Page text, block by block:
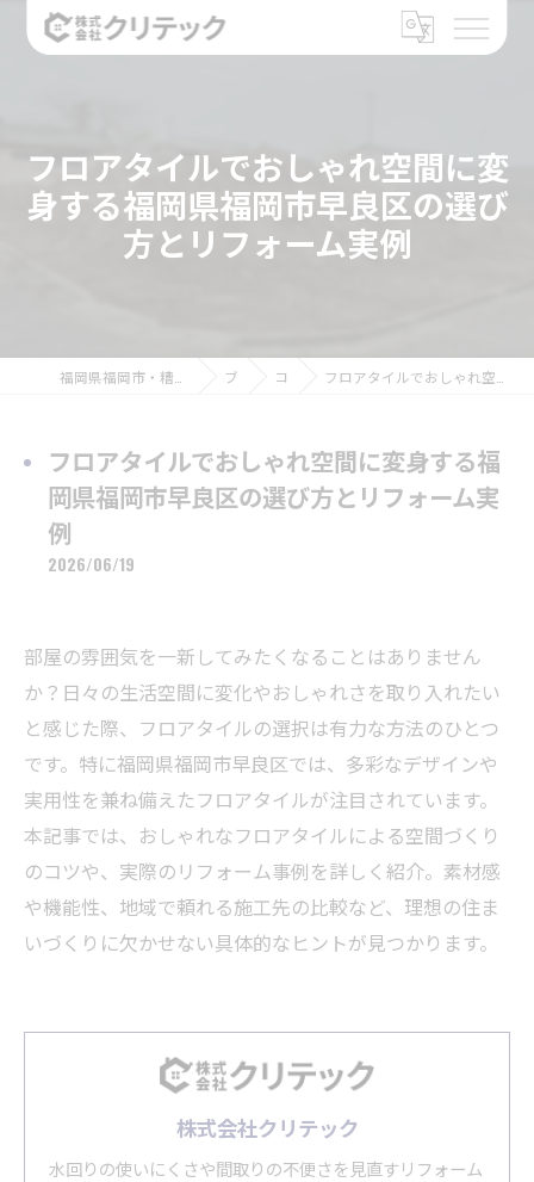
フロアタイルでおしゃれ空間に変
身する福岡県福岡市早良区の選び
方とリフォーム実例
ブログ コラム フロアタイルでおしゃれ空間に変身する福岡県福岡市早良区の選び方とリフォーム実例
フロアタイルでおしゃれ空間に変身する福
岡県福岡市早良区の選び方とリフォーム実
例
2026/06/19
部屋の雰囲気を一新してみたくなることはありません
か？日々の生活空間に変化やおしゃれさを取り入れたい
と感じた際、フロアタイルの選択は有力な方法のひとつ
です。特に福岡県福岡市早良区では、多彩なデザインや
実用性を兼ね備えたフロアタイルが注目されています。
本記事では、おしゃれなフロアタイルによる空間づくり
のコツや、実際のリフォーム事例を詳しく紹介。素材感
や機能性、地域で頼れる施工先の比較など、理想の住ま
いづくりに欠かせない具体的なヒントが見つかります。
株式会社クリテック
水回りの使いにくさや間取りの不便さを見直すリフォーム